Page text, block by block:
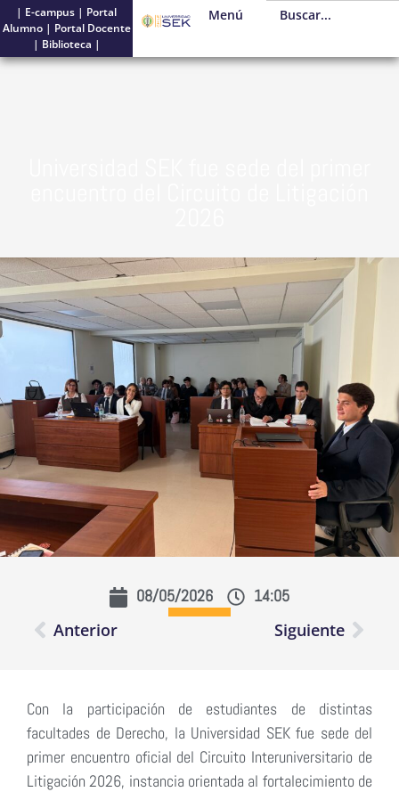
| E-campus | Portal
Alumno| Portal Docente
| Biblioteca |
Menú
08/05/2026 14:05
Anterior Siguiente
Con la participación de estudiantes de distintas
facultades de Derecho, la Universidad SEK fue sede del
primer encuentro oficial del Circuito Interuniversitario de
Litigación 2026, instancia orientada al fortalecimiento de